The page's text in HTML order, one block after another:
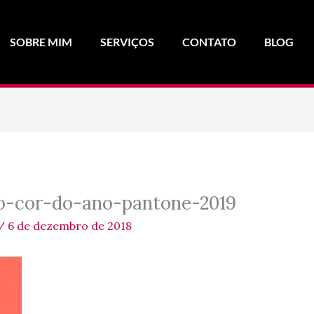
SOBRE MIM SERVIÇOS CONTATO BLOG
do-ano-pantone-2019
/ 6 de dezembro de 2018